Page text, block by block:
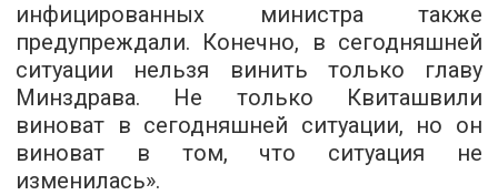
инфицированных министра также
предупреждали. Конечно, в сегодняшней
ситуации нельзя винить только главу
Минздрава. Не только Квиташвили
виноват в сегодняшней ситуации, но он
виноват в том, что ситуация не
изменилась».